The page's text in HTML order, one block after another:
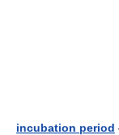
incubation period